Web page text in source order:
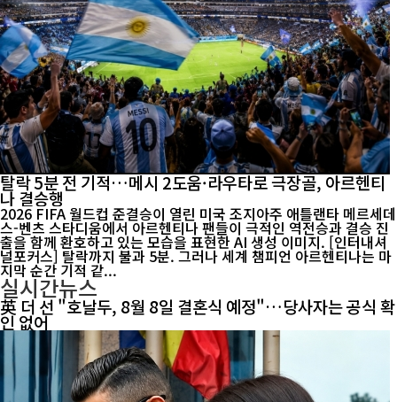
탈락 5분 전 기적…메시 2도움·라우타로 극장골, 아르헨티
나 결승행
2026 FIFA 월드컵 준결승이 열린 미국 조지아주 애틀랜타 메르세데
스-벤츠 스타디움에서 아르헨티나 팬들이 극적인 역전승과 결승 진
출을 함께 환호하고 있는 모습을 표현한 AI 생성 이미지. [인터내셔
널포커스] 탈락까지 불과 5분. 그러나 세계 챔피언 아르헨티나는 마
지막 순간 기적 같...
실시간뉴스
英 더 선 "호날두, 8월 8일 결혼식 예정"…당사자는 공식 확
인 없어